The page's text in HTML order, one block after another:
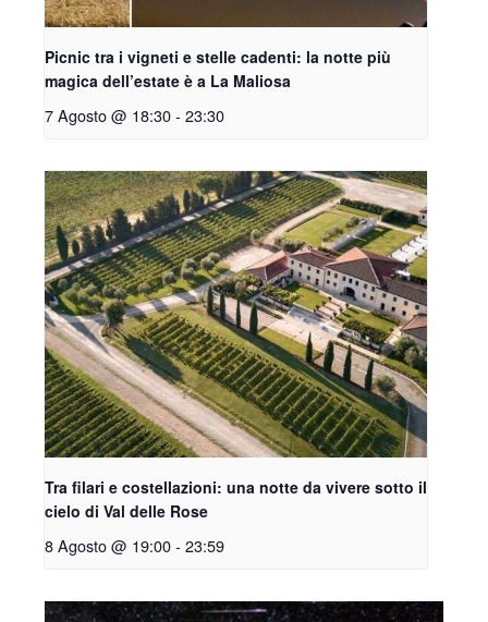
Picnic tra i vigneti e stelle cadenti: la notte più
magica dell’estate è a La Maliosa
7 Agosto @ 18:30- 23:30
Tra filari e costellazioni: una notte da vivere sotto il
cielo di Val delle Rose
8 Agosto @ 19:00- 23:59